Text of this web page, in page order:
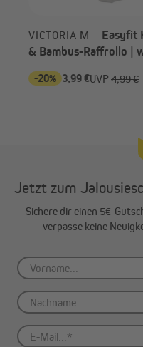
Schritt 3
Reinige den zu
VICTORIA M – Easyfit
& Bambus-Raffrollo |
-20% 3,99 €UVP 4,99 €
Jetzt zum
Sichere dir einen 5€-
verpasse keine